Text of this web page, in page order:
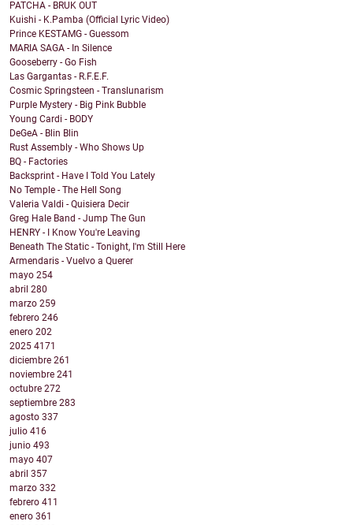
PATCHA - BRUK OUT
Kuishi - K.Pamba (Official Lyric Video)
Prince KESTAMG - Guessom
MARIA SAGA - In Silence
Gooseberry - Go Fish
Las Gargantas - R.F.E.F.
Cosmic Springsteen - Translunarism
Purple Mystery - Big Pink Bubble
Young Cardi - BODY
DeGeA - Blin Blin
Rust Assembly - Who Shows Up
BQ - Factories
Backsprint - Have I Told You Lately
No Temple - The Hell Song
Valeria Valdi - Quisiera Decir
Greg Hale Band - Jump The Gun
HENRY - I Know You're Leaving
Beneath The Static - Tonight, I'm Still Here
Armendaris - Vuelvo a Querer
mayo 254
abril 280
marzo 259
febrero 246
enero 202
2025 4171
diciembre 261
noviembre 241
octubre 272
septiembre 283
agosto 337
julio 416
junio 493
mayo 407
abril 357
marzo 332
febrero 411
enero 361